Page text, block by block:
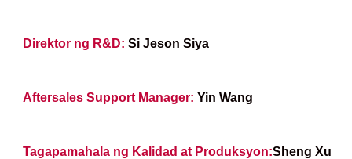
Direktor ng R&D: Si Jeson Siya
Aftersales Support Manager: Yin Wang
Tagapamahala ng Kalidad at Produksyon:Sheng Xu